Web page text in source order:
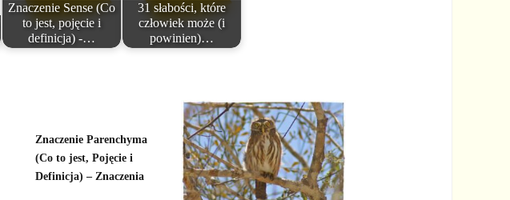
Znaczenie Sense (Co
to jest, pojęcie i
definicja) -…
31 słabości, które
człowiek może (i
powinien)…
Znaczenie Parenchyma
(Co to jest, Pojęcie i
Definicja) – Znaczenia